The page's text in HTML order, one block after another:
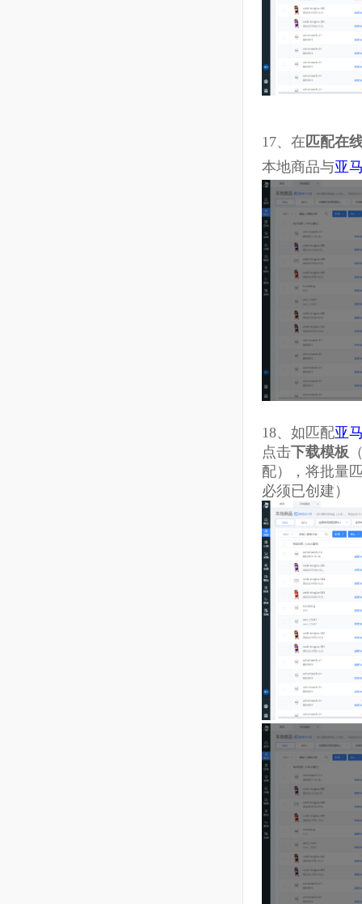
16、下一步
量不多，可
17、在
匹配
本地商品与